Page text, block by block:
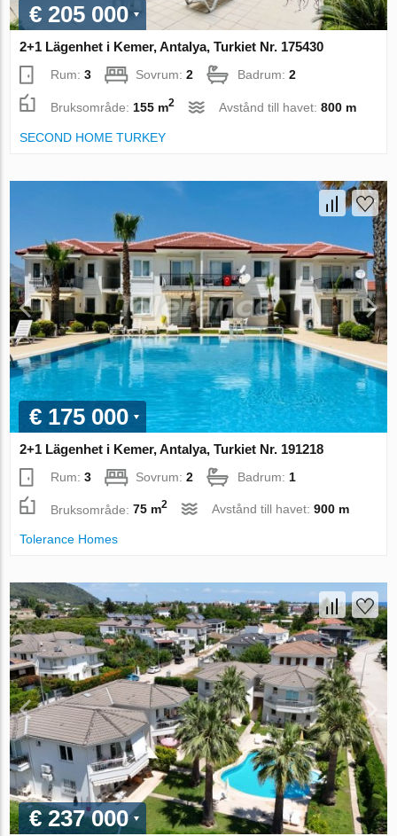
€ 205 000
2+1 Lägenhet i Kemer, Antalya, Turkiet Nr. 175430
Rum:3 Sovrum:2 Badrum:2
Bruksområde: 155 m2 Avstånd till havet:800 m
SECOND HOME TURKEY
€ 175 000
2+1 Lägenhet i Kemer, Antalya, Turkiet Nr. 191218
Rum:3 Sovrum:2 Badrum: 1
Bruksområde:75 m2 Avstånd till havet:900 m
Tolerance Homes
€ 237 000